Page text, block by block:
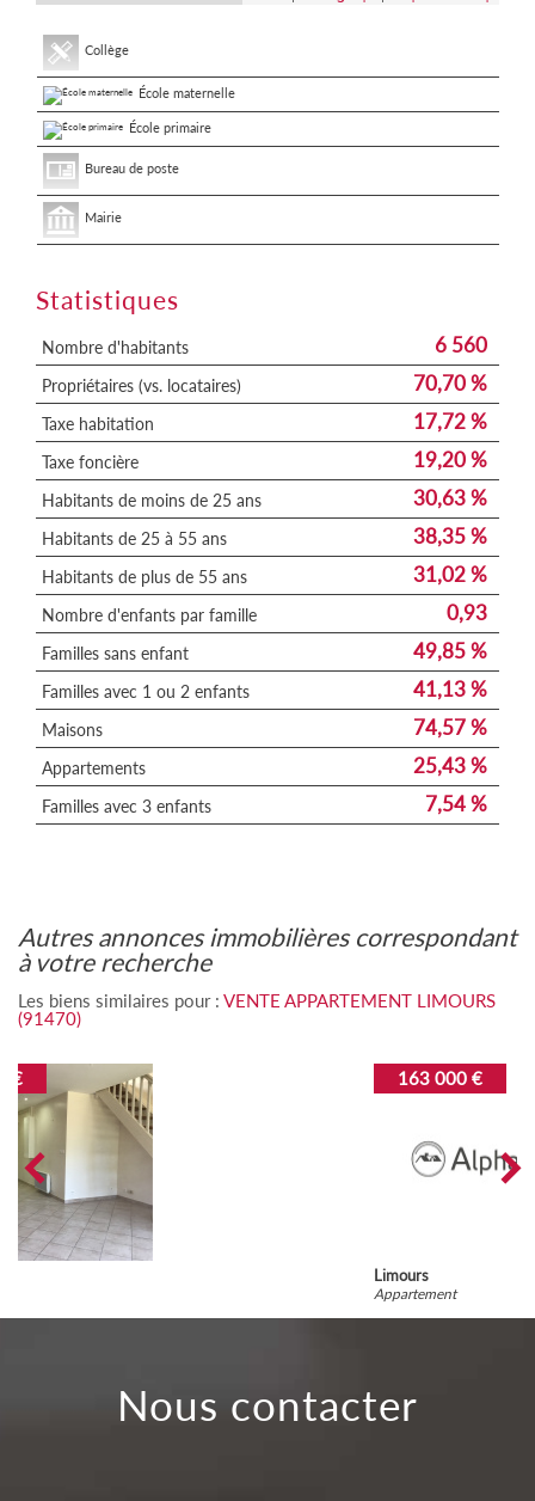
Collège
École maternelle
École primaire
Bureau de poste
Mairie
Statistiques
Nombre d'habitants 6 560
Propriétaires (vs. locataires) 70,70 %
Taxe habitation 17,72 %
Taxe foncière 19,20 %
Habitants de moins de 25 ans 30,63 %
Habitants de 25 à 55 ans 38,35 %
Habitants de plus de 55 ans 31,02 %
Nombre d'enfants par famille 0,93
Familles sans enfant 49,85 %
Familles avec 1 ou 2 enfants 41,13 %
Maisons 74,57 %
Appartements 25,43 %
Familles avec 3 enfants 7,54 %
autres annonces immobilières correspondant
à votre recherche
Les biens similaires pour : VENTE APPARTEMENT LIMOURS
(91470)
nous contacter